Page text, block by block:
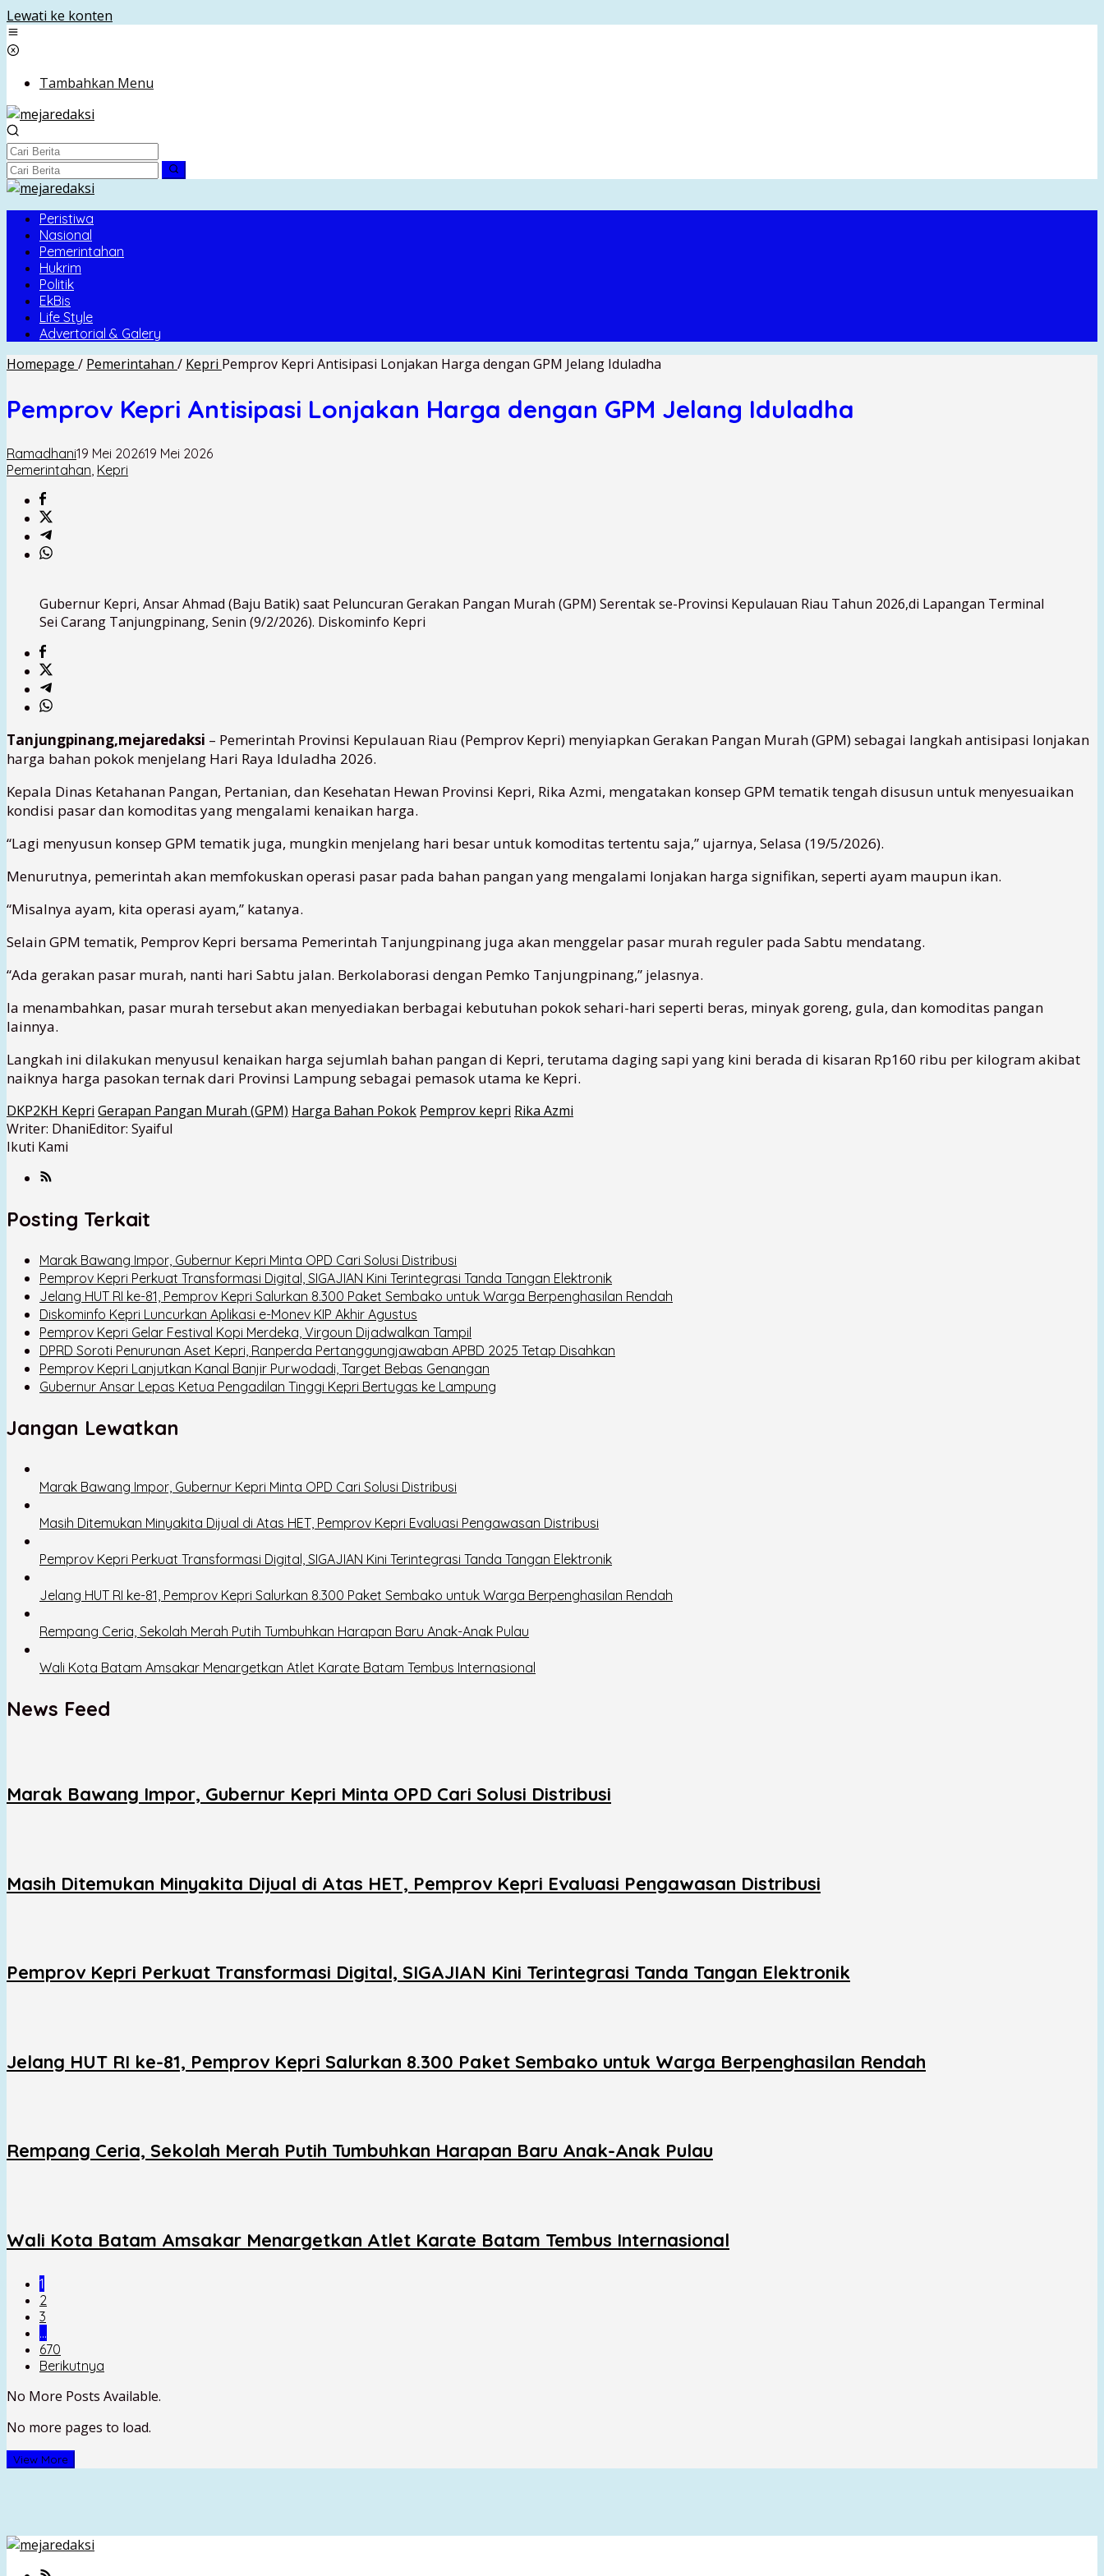
Lewati ke konten
Tambahkan Menu
Peristiwa
Nasional
Pemerintahan
Hukrim
Politik
EkBis
Life Style
Advertorial & Galery
Homepage / Pemerintahan / Kepri Pemprov Kepri Antisipasi Lonjakan Harga dengan GPM Jelang Iduladha
Pemprov Kepri Antisipasi Lonjakan Harga dengan GPM Jelang Iduladha
Ramadhani19 Mei 202619 Mei 2026
Pemerintahan Kepri
Gubernur Kepri, Ansar Ahmad (Baju Batik) saat Peluncuran Gerakan Pangan Murah (GPM) Serentak se-Provinsi Kepulauan Riau Tahun 2026,di Lapangan Terminal
Sei Carang Tanjungpinang, Senin (9/2/2026). Diskominfo Kepri
Tanjungpinang,mejaredaksi – Pemerintah Provinsi Kepulauan Riau (Pemprov Kepri) menyiapkan Gerakan Pangan Murah (GPM) sebagai langkah antisipasi lonjakan
harga bahan pokok menjelang Hari Raya Iduladha 2026.
Kepala Dinas Ketahanan Pangan, Pertanian, dan Kesehatan Hewan Provinsi Kepri, Rika Azmi, mengatakan konsep GPM tematik tengah disusun untuk menyesuaikan
kondisi pasar dan komoditas yang mengalami kenaikan harga.
“Lagi menyusun konsep GPM tematik juga, mungkin menjelang hari besar untuk komoditas tertentu saja,” ujarnya, Selasa (19/5/2026).
Menurutnya, pemerintah akan memfokuskan operasi pasar pada bahan pangan yang mengalami lonjakan harga signifikan, seperti ayam maupun ikan.
“Misalnya ayam, kita operasi ayam,” katanya.
Selain GPM tematik, Pemprov Kepri bersama Pemerintah Tanjungpinang juga akan menggelar pasar murah reguler pada Sabtu mendatang.
“Ada gerakan pasar murah, nanti hari Sabtu jalan. Berkolaborasi dengan Pemko Tanjungpinang,” jelasnya.
Ia menambahkan, pasar murah tersebut akan menyediakan berbagai kebutuhan pokok sehari-hari seperti beras, minyak goreng, gula, dan komoditas pangan
lainnya.
Langkah ini dilakukan menyusul kenaikan harga sejumlah bahan pangan di Kepri, terutama daging sapi yang kini berada di kisaran Rp160 ribu per kilogram akibat
naiknya harga pasokan ternak dari Provinsi Lampung sebagai pemasok utama ke Kepri.
DKP2KH Kepri Gerapan Pangan Murah (GPM) Harga Bahan Pokok Pemprov kepri Rika Azmi
Writer: DhaniEditor: Syaiful
Ikuti Kami
Posting Terkait
Marak Bawang Impor, Gubernur Kepri Minta OPD Cari Solusi Distribusi
Pemprov Kepri Perkuat Transformasi Digital, SIGAJIAN Kini Terintegrasi Tanda Tangan Elektronik
Jelang HUT RI ke-81, Pemprov Kepri Salurkan 8.300 Paket Sembako untuk Warga Berpenghasilan Rendah
Diskominfo Kepri Luncurkan Aplikasi e-Monev KIP Akhir Agustus
Pemprov Kepri Gelar Festival Kopi Merdeka, Virgoun Dijadwalkan Tampil
DPRD Soroti Penurunan Aset Kepri, Ranperda Pertanggungjawaban APBD 2025 Tetap Disahkan
Pemprov Kepri Lanjutkan Kanal Banjir Purwodadi, Target Bebas Genangan
Gubernur Ansar Lepas Ketua Pengadilan Tinggi Kepri Bertugas ke Lampung
Jangan Lewatkan
Marak Bawang Impor, Gubernur Kepri Minta OPD Cari Solusi Distribusi
Masih Ditemukan Minyakita Dijual di Atas HET, Pemprov Kepri Evaluasi Pengawasan Distribusi
Pemprov Kepri Perkuat Transformasi Digital, SIGAJIAN Kini Terintegrasi Tanda Tangan Elektronik
Jelang HUT RI ke-81, Pemprov Kepri Salurkan 8.300 Paket Sembako untuk Warga Berpenghasilan Rendah
Rempang Ceria, Sekolah Merah Putih Tumbuhkan Harapan Baru Anak-Anak Pulau
Wali Kota Batam Amsakar Menargetkan Atlet Karate Batam Tembus Internasional
News Feed
Marak Bawang Impor, Gubernur Kepri Minta OPD Cari Solusi Distribusi
Masih Ditemukan Minyakita Dijual di Atas HET, Pemprov Kepri Evaluasi Pengawasan Distribusi
Pemprov Kepri Perkuat Transformasi Digital, SIGAJIAN Kini Terintegrasi Tanda Tangan Elektronik
Jelang HUT RI ke-81, Pemprov Kepri Salurkan 8.300 Paket Sembako untuk Warga Berpenghasilan Rendah
Rempang Ceria, Sekolah Merah Putih Tumbuhkan Harapan Baru Anak-Anak Pulau
Wali Kota Batam Amsakar Menargetkan Atlet Karate Batam Tembus Internasional
1
2
3
…
670
Berikutnya
No More Posts Available.
No more pages to load.
View More